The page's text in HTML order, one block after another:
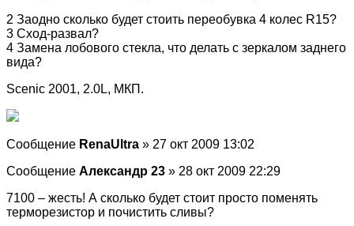
2 Заодно сколько будет стоить переобувка 4 колес R15?
3 Сход-развал?
4 Замена лобового стекла, что делать с зеркалом заднего
вида?
Scenic 2001, 2.0L, МКП.
Сообщение RenaUltra » 27 окт 2009 13:02
Сообщение Александр 23 » 28 окт 2009 22:29
7100 – жесть! А сколько будет стоит просто поменять
терморезистор и почистить сливы?